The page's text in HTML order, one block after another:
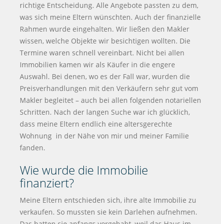
richtige Entscheidung. Alle Angebote passten zu dem,
was sich meine Eltern wünschten. Auch der finanzielle
Rahmen wurde eingehalten. Wir ließen den Makler
wissen, welche Objekte wir besichtigen wollten. Die
Termine waren schnell vereinbart. Nicht bei allen
Immobilien kamen wir als Käufer in die engere
Auswahl. Bei denen, wo es der Fall war, wurden die
Preisverhandlungen mit den Verkäufern sehr gut vom
Makler begleitet – auch bei allen folgenden notariellen
Schritten. Nach der langen Suche war ich glücklich,
dass meine Eltern endlich eine altersgerechte
Wohnung in der Nähe von mir und meiner Familie
fanden.
Wie wurde die Immobilie
finanziert?
Meine Eltern entschieden sich, ihre alte Immobilie zu
verkaufen. So mussten sie kein Darlehen aufnehmen.